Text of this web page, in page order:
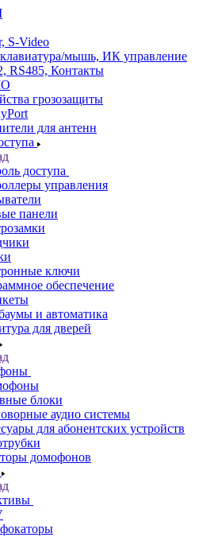
S-Video
мышь, ИК управление
RS485, Контакты
грозозащиты
для антенн
доступа
управления
панели
ключи
обеспечение
и автоматика
для дверей
блоки
аудио системы
для абонентских устройств
домофонов